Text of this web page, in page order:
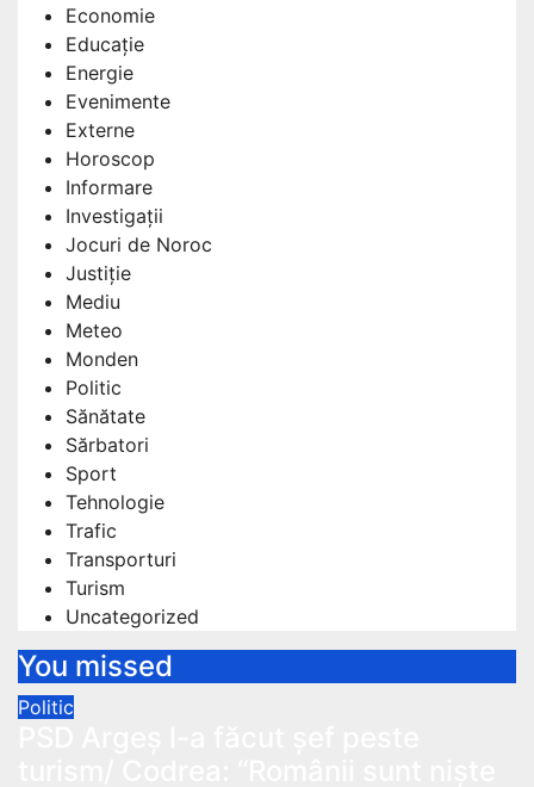
Economie
Educație
Energie
Evenimente
Externe
Horoscop
Informare
Investigații
Jocuri de Noroc
Justiție
Mediu
Meteo
Monden
Politic
Sănătate
Sărbatori
Sport
Tehnologie
Trafic
Transporturi
Turism
Uncategorized
You missed
Politic